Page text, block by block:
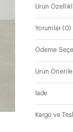
Ürün
Yorumlar(0)
Ödeme
Ürün
İade
Kargo ve